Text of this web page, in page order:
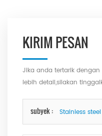
KIRIM PESAN
Jika anda tertarik
lebih detail,silakan
subyek : Stainless